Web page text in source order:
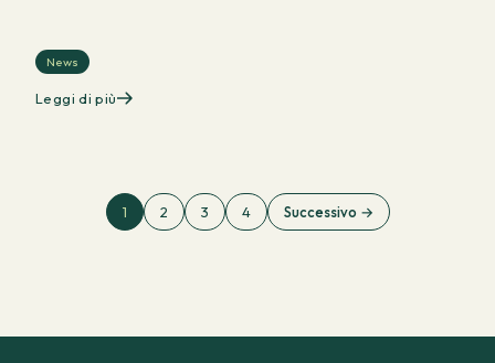
News
Leggi di più
1 2 3 4 Successivo →